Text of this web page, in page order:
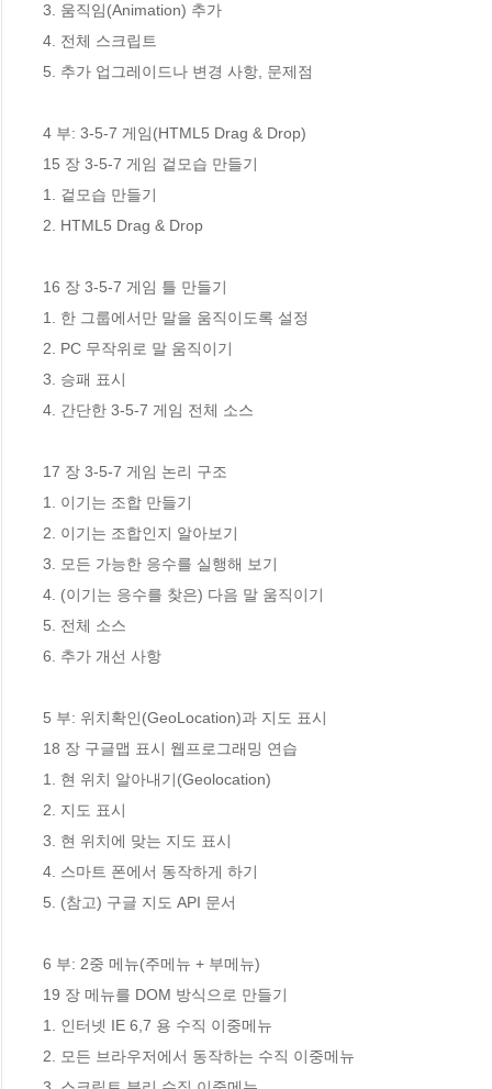
3. 움직임(Animation) 추가
4. 전체 스크립트
5. 추가 업그레이드나 변경 사항, 문제점
4 부: 3-5-7 게임(HTML5 Drag & Drop)
15 장 3-5-7 게임 겉모습 만들기
1. 겉모습 만들기
2. HTML5 Drag & Drop
16 장 3-5-7 게임 틀 만들기
1. 한 그룹에서만 말을 움직이도록 설정
2. PC 무작위로 말 움직이기
3. 승패 표시
4. 간단한 3-5-7 게임 전체 소스
17 장 3-5-7 게임 논리 구조
1. 이기는 조합 만들기
2. 이기는 조합인지 알아보기
3. 모든 가능한 응수를 실행해 보기
4. (이기는 응수를 찾은) 다음 말 움직이기
5. 전체 소스
6. 추가 개선 사항
5 부: 위치확인(GeoLocation)과 지도 표시
18 장 구글맵 표시 웹프로그래밍 연습
1. 현 위치 알아내기(Geolocation)
2. 지도 표시
3. 현 위치에 맞는 지도 표시
4. 스마트 폰에서 동작하게 하기
5. (참고) 구글 지도 API 문서
6 부: 2중 메뉴(주메뉴 + 부메뉴)
19 장 메뉴를 DOM 방식으로 만들기
1. 인터넷 IE 6,7 용 수직 이중메뉴
2. 모든 브라우저에서 동작하는 수직 이중메뉴